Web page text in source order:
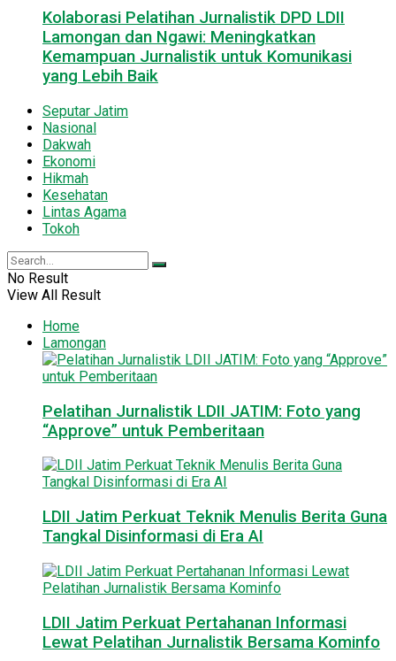
Kolaborasi Pelatihan Jurnalistik DPD LDII
Lamongan dan Ngawi: Meningkatkan
Kemampuan Jurnalistik untuk Komunikasi
yang Lebih Baik
Seputar Jatim
Nasional
Dakwah
Ekonomi
Hikmah
Kesehatan
Lintas Agama
Tokoh
No Result
View All Result
Home
Lamongan
Pelatihan Jurnalistik LDII JATIM: Foto yang
“Approve” untuk Pemberitaan
LDII Jatim Perkuat Teknik Menulis Berita Guna
Tangkal Disinformasi di Era AI
LDII Jatim Perkuat Pertahanan Informasi
Lewat Pelatihan Jurnalistik Bersama Kominfo